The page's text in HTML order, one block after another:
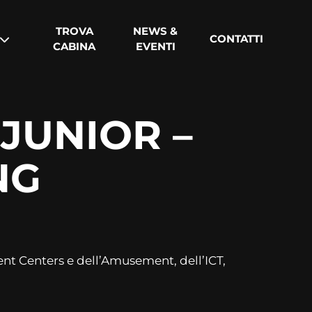
TROVA
CABINA
NEWS &
EVENTI
CONTATTI
–
Centers e dell’Amusement, dell’ICT,